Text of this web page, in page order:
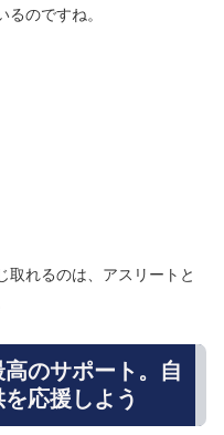
るのですね。
取れるのは、アスリートと
のサポート。自
応援しよう